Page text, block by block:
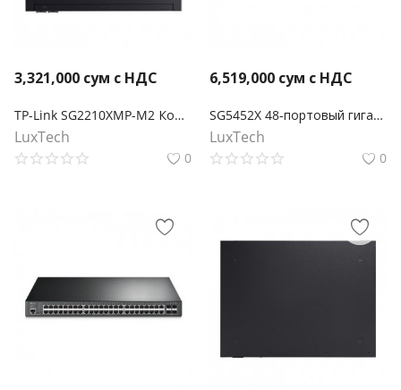
3,321,000 сум с НДС
TP-Link SG2210XMP-M2 Коммутатор Smart с 8 портами 2.5GBASE-T PoE+ и 2 портами 10GE SFP+ Omada
LuxTech
0
6,519,000 сум с НДС
SG5452X 48-портовый гигабитный управляемый коммутатор Omada Lite L3 с 4 слотами 10G
LuxTech
0